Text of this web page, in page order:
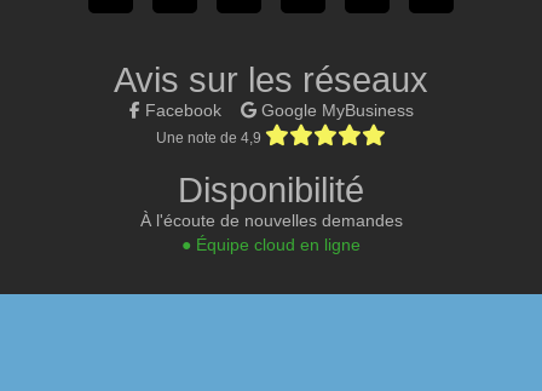
Avis sur les réseaux
Facebook Google MyBusiness
Une note de 4,9
Disponibilité
À l'écoute de nouvelles demandes
● Équipe cloud en ligne